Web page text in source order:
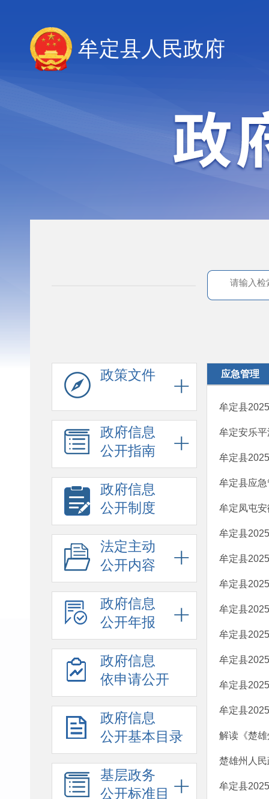
牟定县人民政府
政策文件
政府信息
公开指南
政府信息
公开制度
法定主动
公开内容
政府信息
公开年报
政府信息
依申请公开
政府信息
公开基本目录
基层政务
公开标准目
应急管理
牟定县
牟定安乐平
牟定县
牟定县应
牟定凤屯安
牟定县
牟定县
牟定县
牟定县
牟定县
牟定县
牟定县
牟定县
解读《楚
楚雄州人
牟定县